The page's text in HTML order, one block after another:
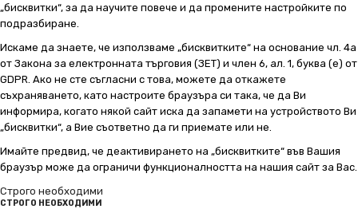
„бисквитки“, за да научите повече и да промените настройките по
подразбиране.
Искаме да знаете, че използваме „бисквитките“ на основание чл. 4а
от Закона за електронната търговия (ЗЕТ) и член 6, ал. 1, буква (е) от
GDPR. Ако не сте съгласни с това, можете да откажете
съхраняването, като настроите браузъра си така, че да Ви
информира, когато някой сайт иска да запамети на устройството Ви
„бисквитки“, а Вие съответно да ги приемате или не.
Имайте предвид, че деактивирането на „бисквитките“ във Вашия
браузър може да ограничи функционалността на нашия сайт за Вас.
Строго необходими
СТРОГО НЕОБХОДИМИ